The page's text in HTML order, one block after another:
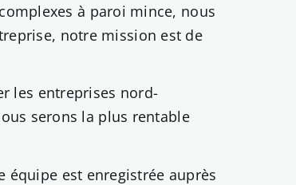
à paroi mince, nous
notre mission est de
les entreprises nord-
serons la plus rentable
est enregistrée auprès